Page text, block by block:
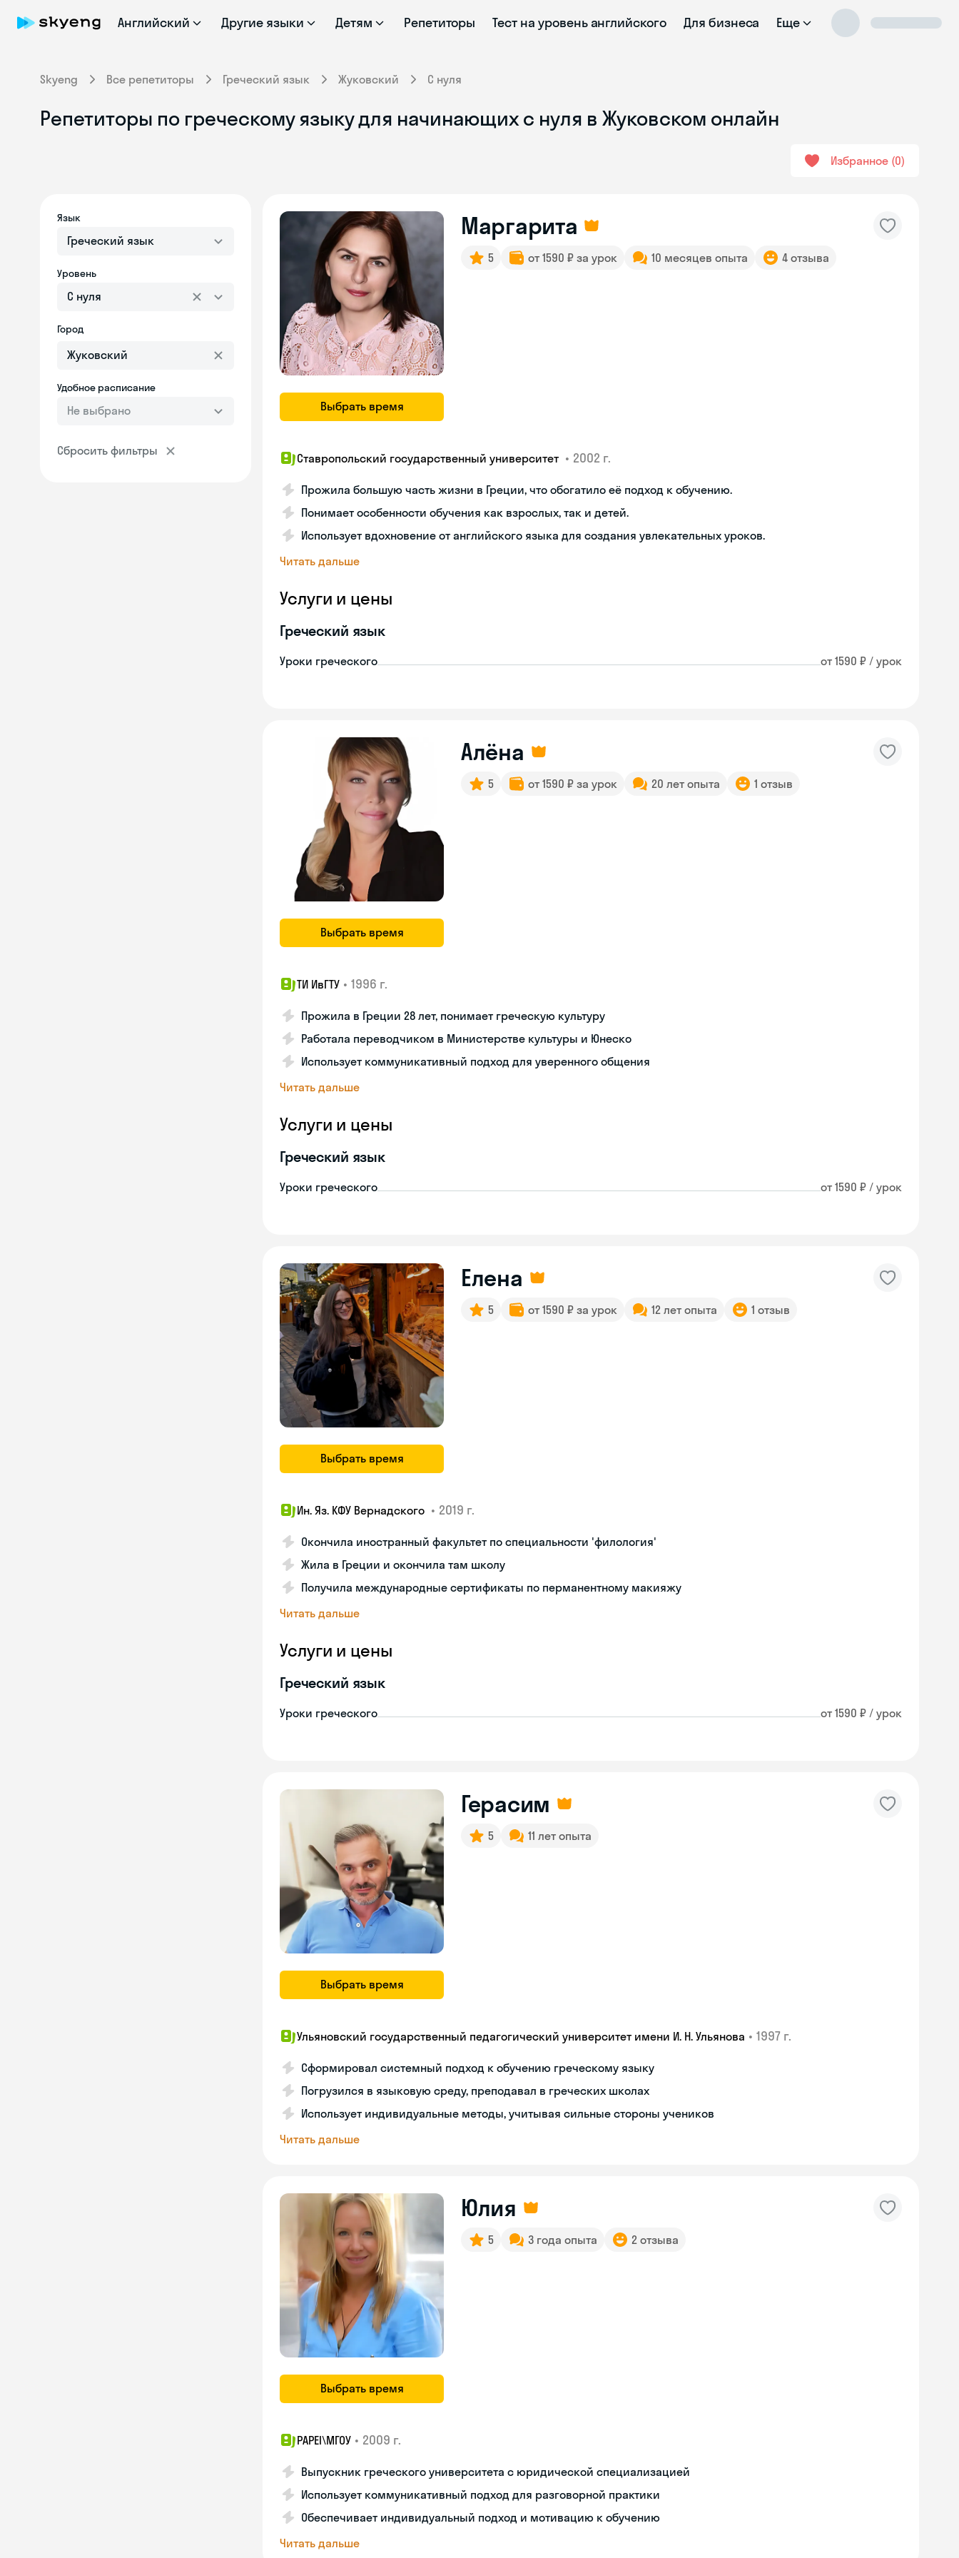
Английский Другие языки Детям Репетиторы Тест на уровень английского Для бизнеса Еще
Skyeng Все репетиторы Греческий язык Жуковский С нуля
Репетиторы по греческому языку для начинающих с нуля в Жуковском онлайн
Избранное 0
Язык
Греческий язык
Уровень
С нуля
Город
Удобное расписание
Не выбрано
Сбросить фильтры
Выбрать время
Маргарита
5 от 1590 ₽ за урок 10 месяцев опыта 4 отзыва
Ставропольский государственный университет • 2002 г.
Прожила большую часть жизни в Греции, что обогатило её подход к обучению.
Понимает особенности обучения как взрослых, так и детей.
Использует вдохновение от английского языка для создания увлекательных уроков.
Читать дальше
Услуги и цены
Греческий язык
Уроки греческого от 1590 ₽ / урок
Выбрать время
Алёна
5 от 1590 ₽ за урок 20 лет опыта 1 отзыв
ТИ ИвГТУ • 1996 г.
Прожила в Греции 28 лет, понимает греческую культуру
Работала переводчиком в Министерстве культуры и Юнеско
Использует коммуникативный подход для уверенного общения
Читать дальше
Услуги и цены
Греческий язык
Уроки греческого от 1590 ₽ / урок
Выбрать время
Елена
5 от 1590 ₽ за урок 12 лет опыта 1 отзыв
Ин. Яз. КФУ Вернадского • 2019 г.
Окончила иностранный факультет по специальности 'филология'
Жила в Греции и окончила там школу
Получила международные сертификаты по перманентному макияжу
Читать дальше
Услуги и цены
Греческий язык
Уроки греческого от 1590 ₽ / урок
Выбрать время
Герасим
5 11 лет опыта
Ульяновский государственный педагогический университет имени И. Н. Ульянова • 1997 г.
Сформировал системный подход к обучению греческому языку
Погрузился в языковую среду, преподавал в греческих школах
Использует индивидуальные методы, учитывая сильные стороны учеников
Читать дальше
Выбрать время
Юлия
5 3 года опыта 2 отзыва
PAPEI\MГОУ • 2009 г.
Выпускник греческого университета с юридической специализацией
Использует коммуникативный подход для разговорной практики
Обеспечивает индивидуальный подход и мотивацию к обучению
Читать дальше